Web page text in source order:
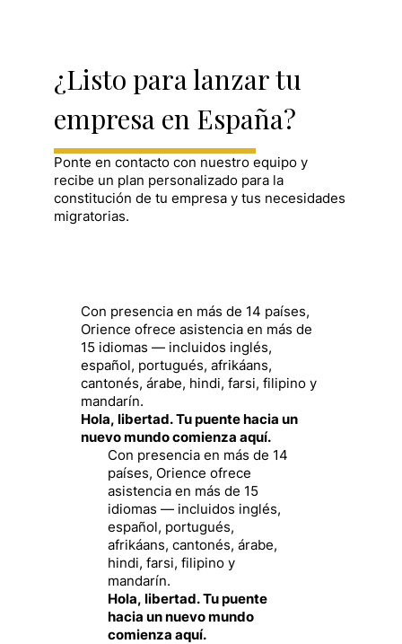
¿Listo para lanzar tu
empresa en España?
Ponte en contacto con nuestro equipo y
recibe un plan personalizado para la
constitución de tu empresa y tus necesidades
migratorias.
Con presencia en más de 14 países,
Orience ofrece asistencia en más de
15 idiomas — incluidos inglés,
español, portugués, afrikáans,
cantonés, árabe, hindi, farsi, filipino y
mandarín.
Hola, libertad. Tu puente hacia un
nuevo mundo comienza aquí.
Con presencia en más de 14
países, Orience ofrece
asistencia en más de 15
idiomas — incluidos inglés,
español, portugués,
afrikáans, cantonés, árabe,
hindi, farsi, filipino y
mandarín.
Hola, libertad. Tu puente
hacia un nuevo mundo
comienza aquí.